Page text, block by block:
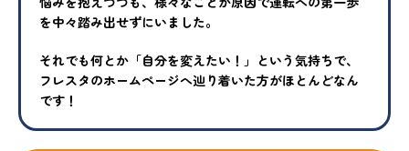
を中々踏み出せずにいました。
それでも何とか「自分を変えたい！」という気持ちで、
フレスタのホームページへ辿り着いた方がほとんどなん
です！